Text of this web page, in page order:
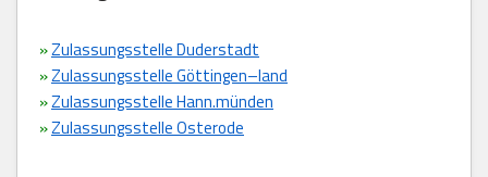
»Zulassungsstelle Duderstadt
»Zulassungsstelle Göttingen–land
»Zulassungsstelle Hann.münden
»Zulassungsstelle Osterode